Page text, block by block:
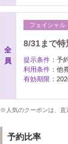
全
員
フェイシャル
8/31まで
提示条件： 予
利用条件： 他
有効期限：
※人気のクーポンは、直
予約比率